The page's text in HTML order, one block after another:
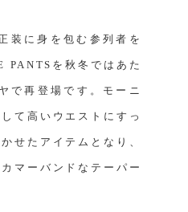
装に身を包む参列者を
PANTSを秋冬ではあた
で再登場です。モーニ
て高いウエストにすっ
せたアイテムとなり、
マーバンドなテーパー